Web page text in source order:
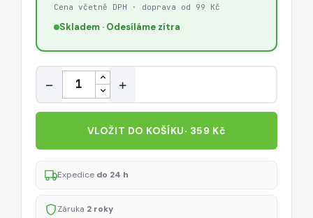
Cena včetně DPH · doprava od 99 Kč
Skladem · Odesíláme zítra
Množství
− +
VLOŽIT DO KOŠÍKU· 359 Kč
Expedice do 24 h
Záruka 2 roky